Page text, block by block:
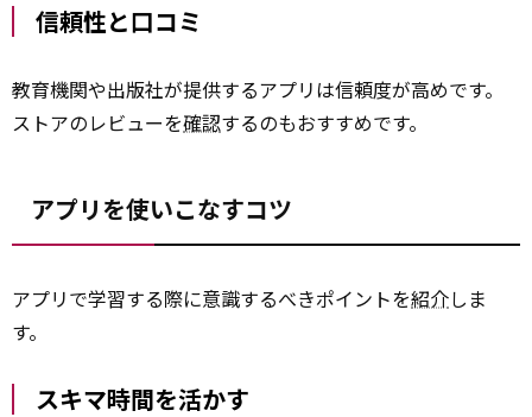
信頼性と口コミ
教育機関や出版社が提供するアプリは信頼度が高めです。
ストアのレビューを確認するのもおすすめです。
アプリを使いこなすコツ
アプリで学習する際に意識するべきポイントを紹介しま
す。
スキマ時間を活かす